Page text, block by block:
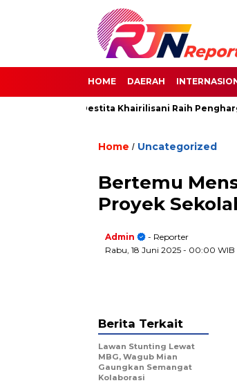
HOME DAERAH
Senayan, Destita Khairilisani Raih Penghargaan
Home / Uncategorized
Bertemu
Proyek
Admin
- Reporter
Rabu, 18 Juni 2025 - 00:00 WIB
Berita Terkait
Lawan Stunting Lewat
MBG, Wagub Mian
Gaungkan Semangat
Kolaborasi